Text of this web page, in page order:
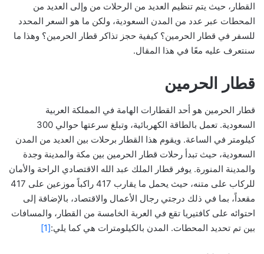
القطار، حيث يتم تنظيم العديد من الرحلات من وإلى العديد من
المحطات عبر عدد من المدن السعودية، ولكن ما هو السعر المحدد
للسفر في قطار الحرمين؟ كيفية حجز تذاكر قطار الحرمين؟ وهذا ما
سنتعرف عليه معًا في هذا المقال.
قطار الحرمين
قطار الحرمين هو أحد القطارات الهامة في المملكة العربية
السعودية. تعمل بالطاقة الكهربائية، وتبلغ سرعتها حوالي 300
كيلومتر في الساعة. ويقوم هذا القطار برحلات بين العديد من المدن
السعودية، حيث تبدأ رحلات قطار الحرمين بين مكة والمدينة وجدة
والمدينة المنورة. يوفر قطار الملك عبد الله الاقتصادي الراحة والأمان
للركاب على متنه، حيث يحمل ما يقارب 417 راكباً موزعين على 417
مقعداً، بما في ذلك درجتي رجال الأعمال والاقتصاد، بالإضافة إلى
احتوائه على كافتيريا تقع في العربة الخامسة من القطار، والمسافات
بين تم تحديد المحطات. المدن بالكيلومترات هي كما يلي:[1]